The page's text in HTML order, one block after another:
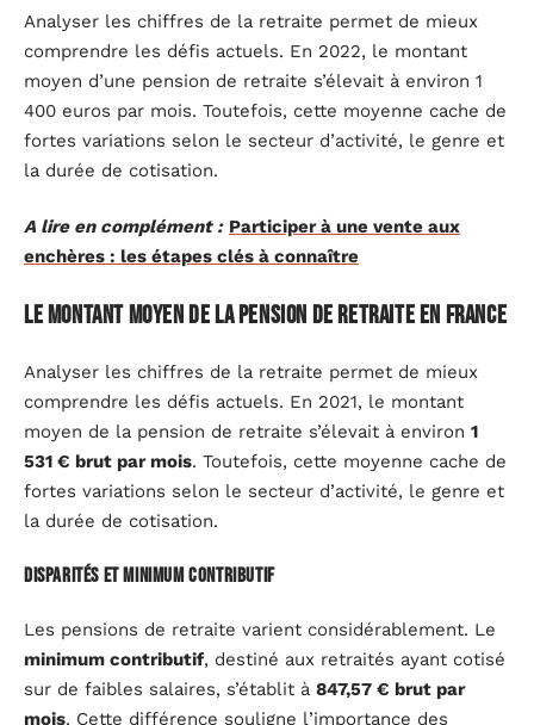
Analyser les chiffres de la retraite permet de mieux
comprendre les défis actuels. En 2022, le montant
moyen d’une pension de retraite s’élevait à environ 1
400 euros par mois. Toutefois, cette moyenne cache de
fortes variations selon le secteur d’activité, le genre et
la durée de cotisation.
A lire en complément : Participer à une vente aux
enchères : les étapes clés à connaître
Le montant moyen de la pension de retraite en France
Analyser les chiffres de la retraite permet de mieux
comprendre les défis actuels. En 2021, le montant
moyen de la pension de retraite s’élevait à environ 1
531 € brut par mois. Toutefois, cette moyenne cache de
fortes variations selon le secteur d’activité, le genre et
la durée de cotisation.
Disparités et minimum contributif
Les pensions de retraite varient considérablement. Le
minimum contributif, destiné aux retraités ayant cotisé
sur de faibles salaires, s’établit à 847,57 € brut par
mois. Cette différence souligne l’importance des